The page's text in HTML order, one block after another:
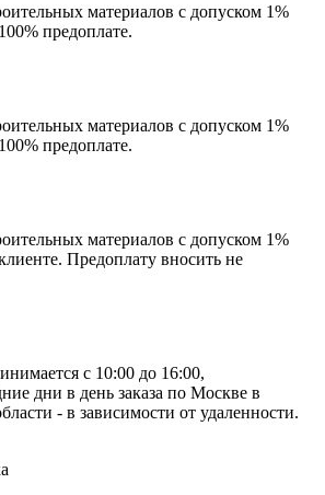
материалов с допуском 1%
предоплате.
материалов с допуском 1%
предоплате.
материалов с допуском 1%
Предоплату вносить не
с 10:00 до 16:00,
дни в день заказа по Москве в
- в зависимости от удаленности.